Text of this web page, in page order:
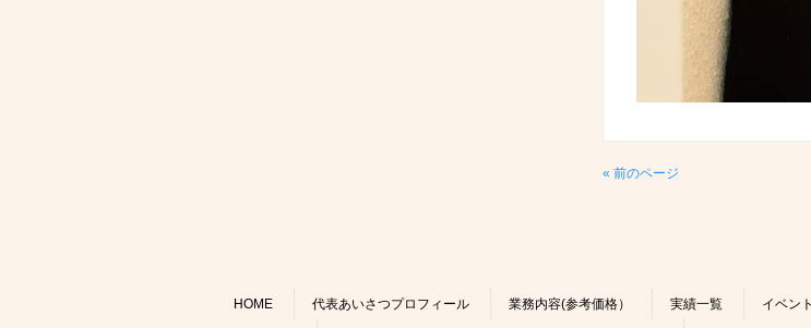
« 前のページ
HOME 代表あいさつプロフィール 業務内容(参考価格） 実績一覧 イベン